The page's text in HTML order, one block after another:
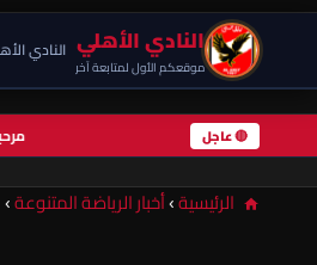
النادي الأهلي
موقعكم الأول لمتابعة آخر
النادي
🔴 عاجل
الرئيسية›أخبار الرياضة المتنوعة›